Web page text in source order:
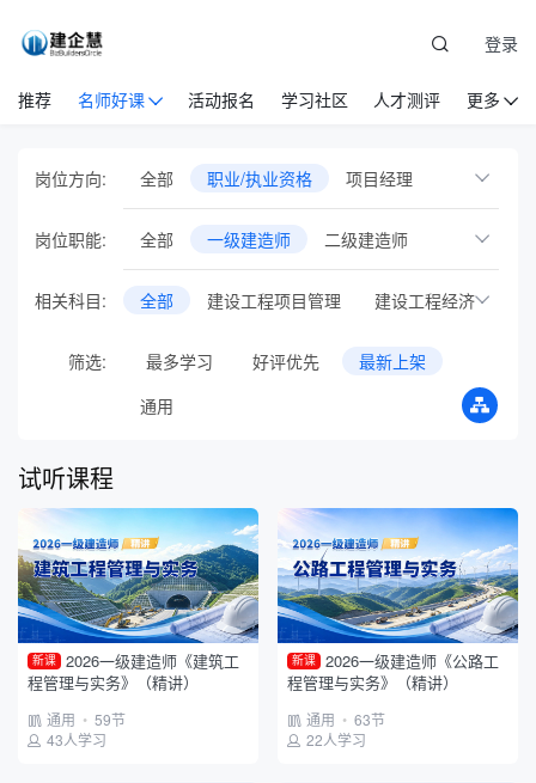
推荐 名师好课 活动报名 学习社区 人才测评 更多
登录
岗位方向: 全部 职业/执业资格
项目经理
安全管理
EPC项目管理
国际工程管理
工程项目基础岗位
人力资源管理
企业管理
市场营销
建筑业财税
新员工培训
BIM
试验员 投融资
测量员
政府平台
建设单位 项目班组
岗位职能: 全部 一级建造师
二级建造师
物业管理员
钢筋工
相关科目: 全部 建设工程项目管理
建设工程经济
水利水电工程管理与实务
矿业工程管理与实务
铁路工程管理与实务
筛选: 最多学习 好评优先
最新上架
通用
试听课程
新课 2026一级建造师《建筑工
程管理与实务》（精讲）
通用 • 59节
43人学习
新课 2026一级建造师《公路工
程管理与实务》（精讲）
通用 • 63节
22人学习